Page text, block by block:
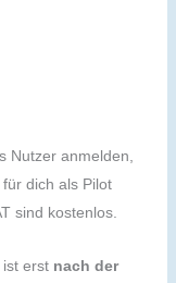
Nutzer anmelden,
dich als Pilot
sind kostenlos.
ist erst nach der